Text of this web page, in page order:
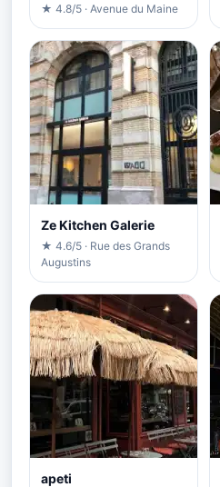
★ 4.8/5 · Avenue du Maine
Ze Kitchen Galerie
★ 4.6/5 · Rue des Grands
Augustins
apeti